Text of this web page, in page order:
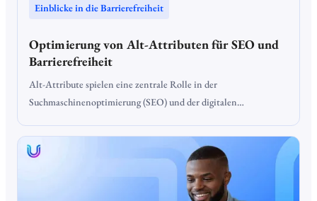
Einblicke in die Barrierefreiheit
Optimierung von Alt-Attributen für SEO und
Barrierefreiheit
Alt-Attribute spielen eine zentrale Rolle in der
Suchmaschinenoptimierung (SEO) und der digitalen
Bildern zu interpretieren, und ermöglichen es Screenreadern,
sehbehinderten Nutzern eine Beschreibung der Bilder
vorzulesen. Die richtige Optimierung von Alt-Texten sorgt nicht
nur für eine bessere Nutzererfahrung, sondern auch für eine